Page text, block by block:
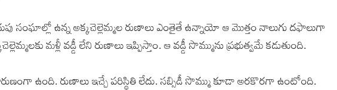
సంఘాల్లో ఉన్న అక్కచెల్లెమ్మల రుణాలు ఎంతైతే ఉన్నాయో ఆ మొత్తం నాలుగు దఫాలుగా
మళ్లీ వడ్డీ లేని రుణాలు ఇప్పిస్తాం. ఆ వడ్డీ సొమ్మును ప్రభుత్వమే కడుతుంది.
ఉంది. రుణాలు ఇచ్చే పరిస్థితి లేదు. సబ్సిడీ సొమ్ము కూడా అరకొరగా ఉంటోంది.